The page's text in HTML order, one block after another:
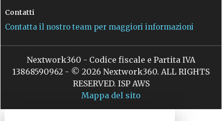
Contatti
Contatta il nostro team per maggiori informazioni
Nextwork360 - Codice fiscale e Partita IVA
13868590962 - © 2026 Nextwork360. ALL RIGHTS
RESERVED. ISP AWS
Mappa del sito